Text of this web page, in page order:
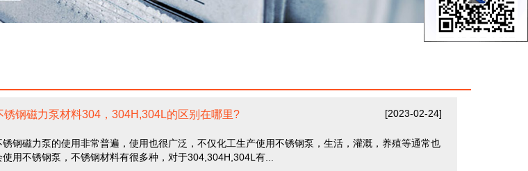
锈钢磁力泵材料304，304H,304L的区别在哪里? [2023-02-24]
锈钢磁力泵的使用非常普遍，使用也很广泛，不仅化工生产使用不锈钢泵，生活，灌溉，养殖等通常也
使用不锈钢泵，不锈钢材料有很多种，对于304,304H,304L有...